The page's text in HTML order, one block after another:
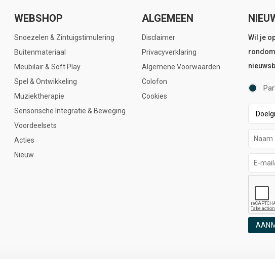
WEBSHOP
Snoezelen & Zintuigstimulering
Buitenmateriaal
Meubilair & Soft Play
Spel & Ontwikkeling
Muziektherapie
Sensorische Integratie & Beweging
Voordeelsets
Acties
Nieuw
ALGEMEEN
Disclaimer
Privacyverklaring
Algemene Voorwaarden
Colofon
Cookies
Wil je